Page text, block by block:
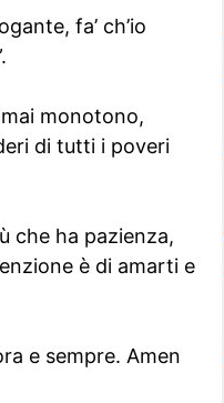
fa’ ch’io
monotono,
di tutti i poveri
che ha pazienza,
è di amarti e
e sempre. Amen